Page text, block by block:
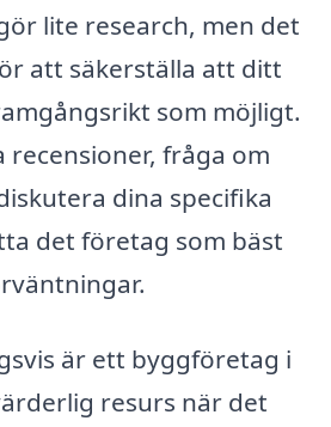
lite research, men det
att säkerställa att ditt
som möjligt.
recensioner, fråga om
dina specifika
det företag som bäst
är ett byggföretag i
resurs när det